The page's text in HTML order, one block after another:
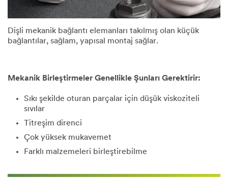
Dişli mekanik bağlantı elemanları takılmış olan küçük
bağlantılar, sağlam, yapısal montaj sağlar.
Mekanik Birleştirmeler Genellikle Şunları Gerektirir:
Sıkı şekilde oturan parçalar için düşük viskoziteli
sıvılar
Titreşim direnci
Çok yüksek mukavemet
Farklı malzemeleri birleştirebilme